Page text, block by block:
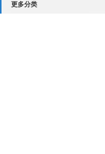
更多分类